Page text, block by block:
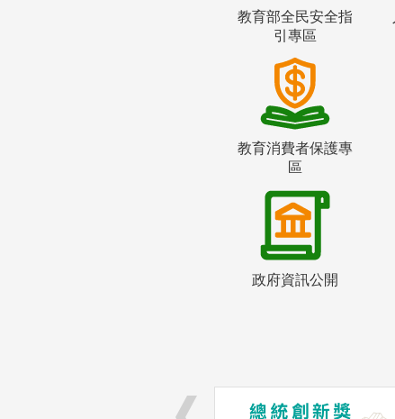
教育部全民安全指
引專區
教育消費者保護專
區
政府資訊公開